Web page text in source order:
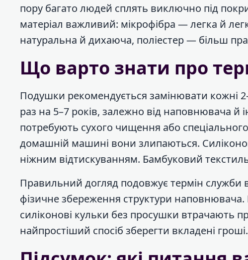
пору багато людей сплять виключно під
матеріал важливий: мікрофібра — легка й
натуральна й дихаюча, поліестер — більш
Що варто знати про
Подушки рекомендується замінювати
раз на 5–7 років, залежно від наповнювача й
потребують сухого чищення або
домашній машині вони злипаються.
ніжним відтискуванням. Бамбуковий
Правильний догляд подовжує термін служби
фізичне збереження структури
силіконові кульки без просушки втрачають
найпростіший спосіб зберегти вкладені гроші.